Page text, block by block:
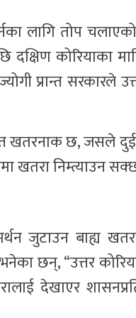
लागि तोप
दक्षिण कोरियाका
प्रान्त सरकारले
खतरनाक छ, जसले
खतरा निम्त्याउन
जुटाउन बाह्य
छन्, “उत्तर
देखाएर